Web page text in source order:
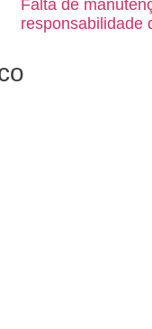
Falta de
responsabilidade